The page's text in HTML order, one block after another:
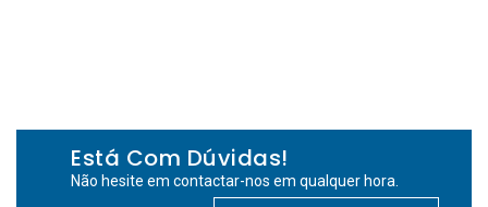
Está Com Dúvidas!
Não hesite em contactar-nos em qualquer hora.